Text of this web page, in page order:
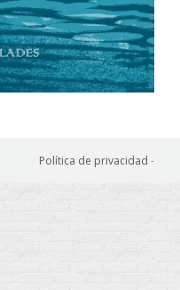
Política de privacidad -